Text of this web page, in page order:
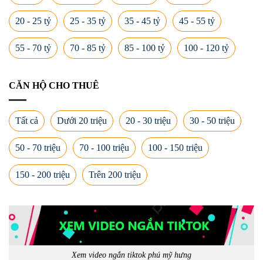
20 - 25 tỷ 25 - 35 tỷ 35 - 45 tỷ 45 - 55 tỷ
55 - 70 tỷ 70 - 85 tỷ 85 - 100 tỷ 100 - 120 tỷ
CĂN HỘ CHO THUÊ
Tất cả Dưới 20 triệu 20 - 30 triệu 30 - 50 triệu
50 - 70 triệu 70 - 100 triệu 100 - 150 triệu
150 - 200 triệu Trên 200 triệu
Xem video ngắn tiktok phú mỹ hưng